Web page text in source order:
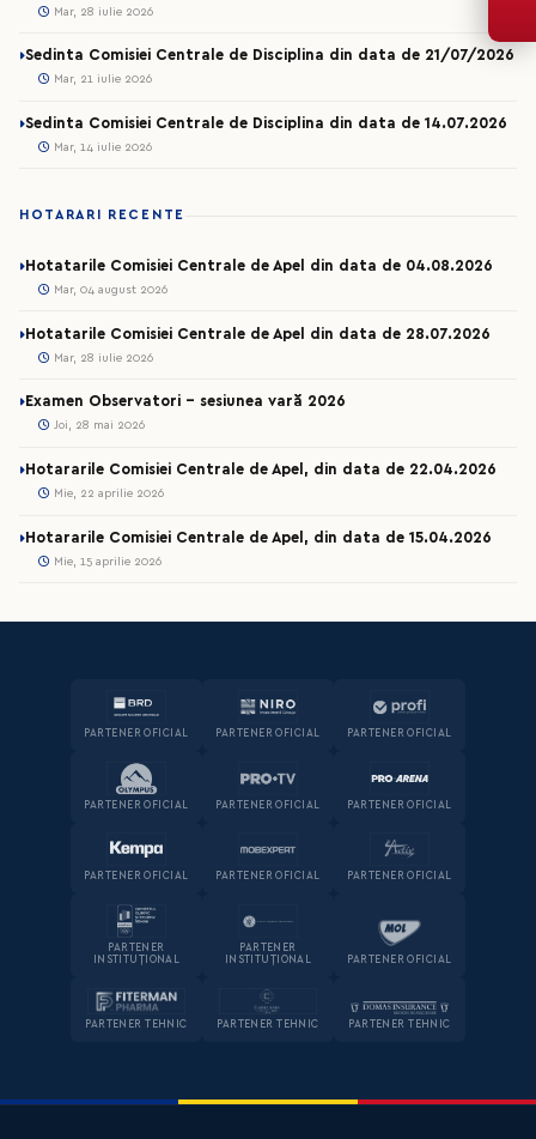
Mar, 28 iulie 2026
Sedinta Comisiei Centrale de Disciplina din data de 21/07/2026
Mar, 21 iulie 2026
Sedinta Comisiei Centrale de Disciplina din data de 14.07.2026
Mar, 14 iulie 2026
HOTARARI RECENTE
Hotatarile Comisiei Centrale de Apel din data de 04.08.2026
Mar, 04 august 2026
Hotatarile Comisiei Centrale de Apel din data de 28.07.2026
Mar, 28 iulie 2026
Examen Observatori - sesiunea vară 2026
Joi, 28 mai 2026
Hotararile Comisiei Centrale de Apel, din data de 22.04.2026
Mie, 22 aprilie 2026
Hotararile Comisiei Centrale de Apel, din data de 15.04.2026
Mie, 15 aprilie 2026
PARTENER OFICIAL PARTENER OFICIAL PARTENER OFICIAL
PARTENER OFICIAL PARTENER OFICIAL PARTENER OFICIAL
PARTENER OFICIAL PARTENER OFICIAL PARTENER OFICIAL
PARTENER
INSTITUȚIONAL
PARTENER
INSTITUȚIONAL
PARTENER OFICIAL
PARTENER TEHNIC PARTENER TEHNIC PARTENER TEHNIC